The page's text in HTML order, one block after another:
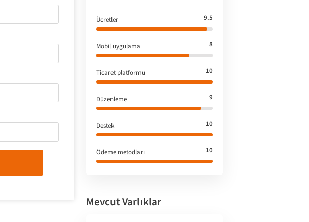
Ücretler 9.5
Mobil uygulama 8
Ticaret platformu 10
Düzenleme 9
Destek 10
Ödeme metodları 10
Mevcut Varlıklar